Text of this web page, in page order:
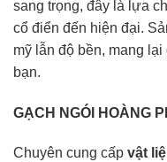
sang trọng, đây là lựa
cổ điển đến hiện đại.
mỹ lẫn độ bền, mang
bạn.
GẠCH NGÓI HOÀNG
Chuyên cung cấp vật